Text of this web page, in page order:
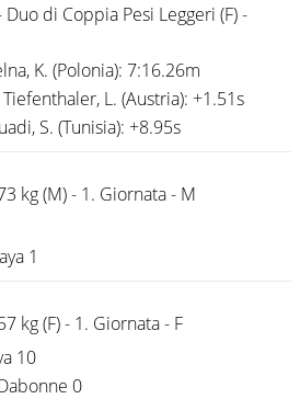
di Coppia Pesi Leggeri (F) -
K. (Polonia): 7:16.26m
L. (Austria): +1.51s
S. (Tunisia): +8.95s
kg (M) - 1. Giornata - M
1
kg (F) - 1. Giornata - F
10
0